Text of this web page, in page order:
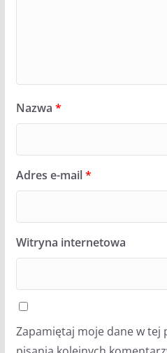
Nazwa *
Adres e-mail*
Witryna internetowa
Zapamiętaj moje dane w tej